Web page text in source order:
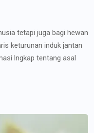
tetapi juga bagi hewan
keturunan induk jantan
lngkap tentang asal